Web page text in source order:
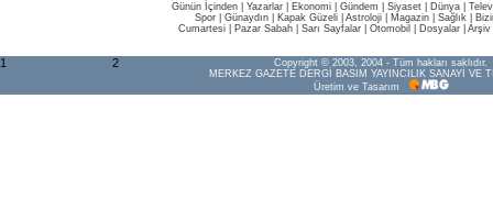
Günün İçinden Yazarlar Ekonomi Gündem Siyaset Dünya |
Spor
Günaydın Kapak Güzeli Astroloji Magazin Sağlık
Cumartesi
Pazar Sabah Sarı Sayfalar Otomobil Dosyalar Arşiv
1 2
Copyright © 2003, 2004 - Tüm hakları saklıdır.
MERKEZ GAZETE DERGİ BASIM YAYINCILIK SANAYİ VE
Üretim ve Tasarım